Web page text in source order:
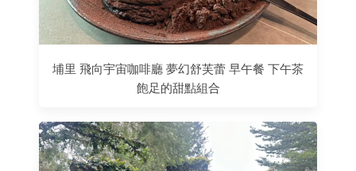
埔里 飛向宇宙咖啡廳 夢幻舒芙蕾 早午餐 下午茶
飽足的甜點組合